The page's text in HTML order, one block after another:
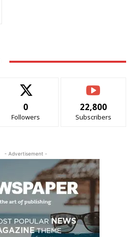
0
Followers
22,800
Subscribers
- Advertisement -